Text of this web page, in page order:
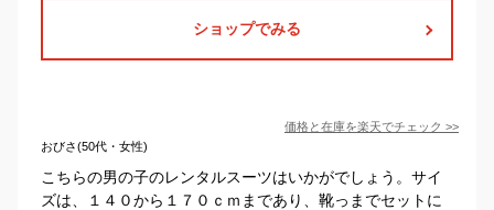
ショップでみる
価格と在庫を楽天でチェック >>
おびさ(50代・女性)
こちらの男の子のレンタルスーツはいかがでしょう。サイ
ズは、１４０から１７０ｃｍまであり、靴っまでセットに